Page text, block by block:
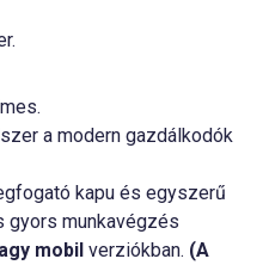
a modern gazdálkodók
kapu és egyszerű
gyors munkavégzés
mobil verziókban. (A